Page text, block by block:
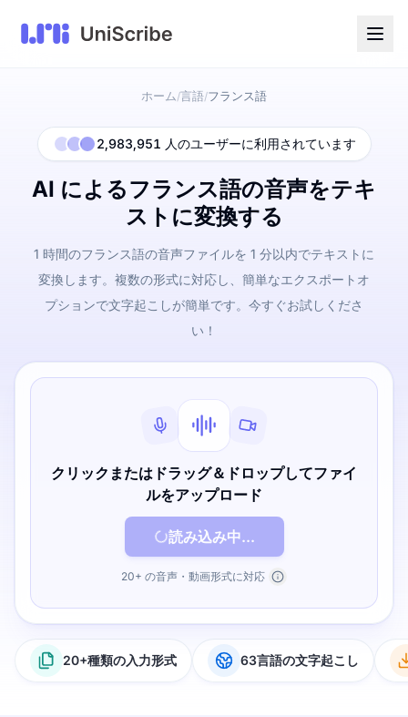
ホーム /言語/フランス語
2,983,951 人のユーザーに利用されています
AI によるフランス語の音声をテキ
ストに変換する
1 時間のフランス語の音声ファイルを 1 分以内でテキストに
変換します。複数の形式に対応し、簡単なエクスポートオ
プションで文字起こしが簡単です。今すぐお試しくださ
い！
クリックまたはドラッグ＆ドロップしてファイ
ルをアップロード
読み込み中...
20+ の音声・動画形式に対応
20+種類の入力形式 63言語の文字起こし